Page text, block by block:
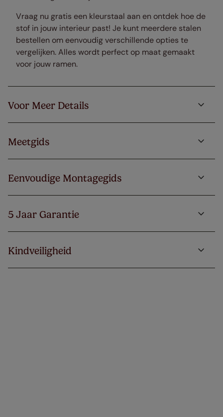
Vraag nu gratis een kleurstaal aan en ontdek hoe de
stof in jouw interieur past! Je kunt meerdere stalen
bestellen om eenvoudig verschillende opties te
vergelijken. Alles wordt perfect op maat gemaakt
voor jouw ramen.
Voor Meer Details
Meetgids
Eenvoudige Montagegids
5 Jaar Garantie
Kindveiligheid